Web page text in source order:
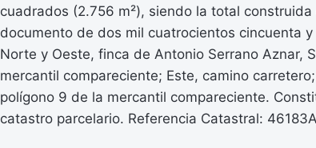
cuadrados (2.756 m²), siendo la total
documento de dos mil cuatrocientos cincuenta
Norte y Oeste, finca de Antonio Serrano Aznar,
mercantil compareciente; Este, camino
polígono 9 de la mercantil compareciente.
catastro parcelario. Referencia Catastral: